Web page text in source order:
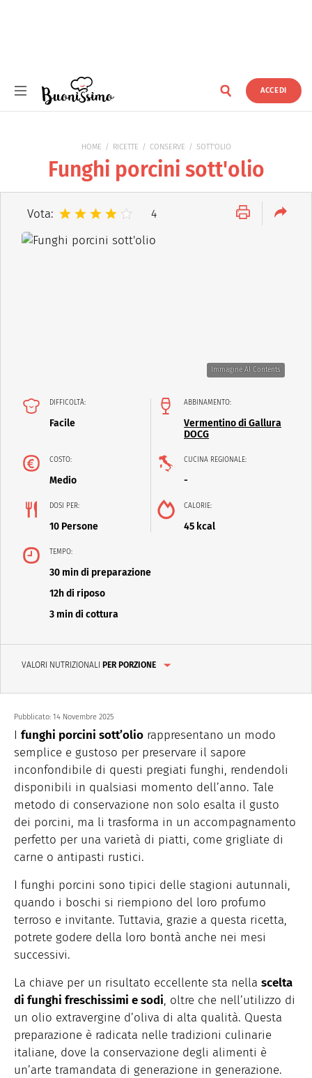
ACCEDI
HOME RICETTE CONSERVE SOTT’OLIO
Funghi porcini sott'olio
Vota: 4
Immagine AI Contents
DIFFICOLTÀ:
Facile
ABBINAMENTO:
Vermentino di Gallura
DOCG
COSTO:
Medio
CUCINA REGIONALE:
-
DOSI PER:
10 Persone
CALORIE:
45 kcal
TEMPO:
30 min di preparazione
12h di riposo
3 min di cottura
VALORI NUTRIZIONALI PER PORZIONE
Pubblicato: 14 Novembre 2025
I funghi porcini sott’olio rappresentano un modo
semplice e gustoso per preservare il sapore
inconfondibile di questi pregiati funghi, rendendoli
disponibili in qualsiasi momento dell’anno. Tale
metodo di conservazione non solo esalta il gusto
dei porcini, ma li trasforma in un accompagnamento
perfetto per una varietà di piatti, come grigliate di
carne o antipasti rustici.
I funghi porcini sono tipici delle stagioni autunnali,
quando i boschi si riempiono del loro profumo
terroso e invitante. Tuttavia, grazie a questa ricetta,
potrete godere della loro bontà anche nei mesi
successivi.
La chiave per un risultato eccellente sta nella scelta
di funghi freschissimi e sodi, oltre che nell’utilizzo di
un olio extravergine d’oliva di alta qualità. Questa
preparazione è radicata nelle tradizioni culinarie
italiane, dove la conservazione degli alimenti è
un’arte tramandata di generazione in generazione.